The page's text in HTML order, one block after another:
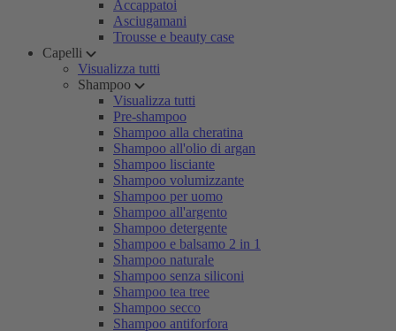
Accappatoi
Asciugamani
Trousse e beauty case
Capelli
Visualizza tutti
Shampoo
Visualizza tutti
Pre-shampoo
Shampoo alla cheratina
Shampoo all'olio di argan
Shampoo lisciante
Shampoo volumizzante
Shampoo per uomo
Shampoo all'argento
Shampoo detergente
Shampoo e balsamo 2 in 1
Shampoo naturale
Shampoo senza siliconi
Shampoo tea tree
Shampoo secco
Shampoo antiforfora